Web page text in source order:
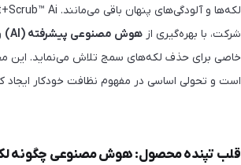
لکه‌ها و آلودگی‌های پنهان باقی می‌مانند. Dyson Spot+Scrub™ Ai به عنوان
شرکت، با بهره‌گیری از هوش مصنوعی پیشرفته (AI)
خاصی برای حذف لکه‌های سمج تلاش می‌نماید. این
است و تحولی اساسی در مفهوم نظافت خودکار ایجاد
قلب تپنده محصول: هوش مصنوعی چگونه